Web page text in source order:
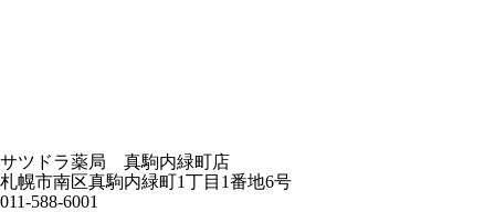
サツドラ薬局 真駒内緑町店
札幌市南区真駒内緑町1丁目1番地6号
011-588-6001